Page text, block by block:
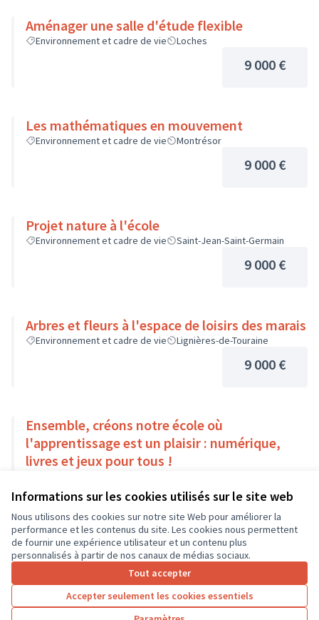
Informations sur les cookies utilisés sur le site web
Nous utilisons des cookies sur notre site Web pour améliorer la
performance et les contenus du site. Les cookies nous permettent
de fournir une expérience utilisateur et un contenu plus
personnalisés à partir de nos canaux de médias sociaux.
Tout accepter
Accepter seulement les cookies essentiels
Aménager une salle d'étude flexible
Environnement et cadre de vie Loches
9 000 €
Les mathématiques en mouvement
Environnement et cadre de vie Montrésor
9 000 €
Projet nature à l'école
Environnement et cadre de vie Saint-Jean-Saint-Germain
9 000 €
Arbres et fleurs à l'espace de loisirs des marais
Environnement et cadre de vie Lignières-de-Touraine
9 000 €
Ensemble, créons notre école où
l'apprentissage est un plaisir : numérique,
livres et jeux pour tous !
9 000 €
Résultats par page : 25
… 4 5 6